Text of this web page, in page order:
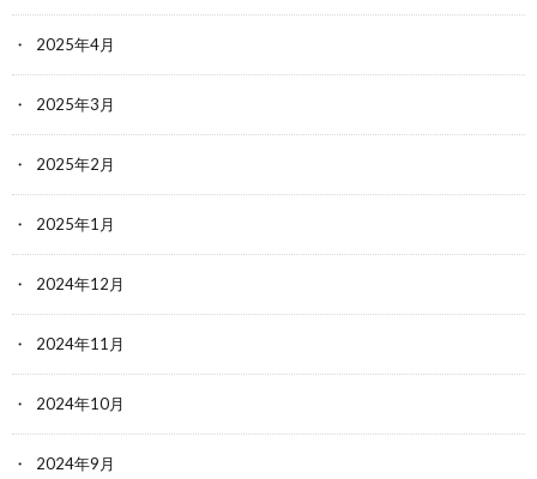
2025年4月
2025年3月
2025年2月
2025年1月
2024年12月
2024年11月
2024年10月
2024年9月